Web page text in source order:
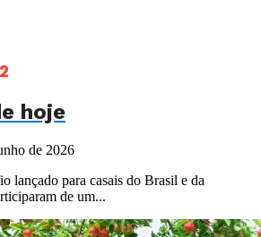
hoje
de 2026
lançado para casais do Brasil e da
de um...